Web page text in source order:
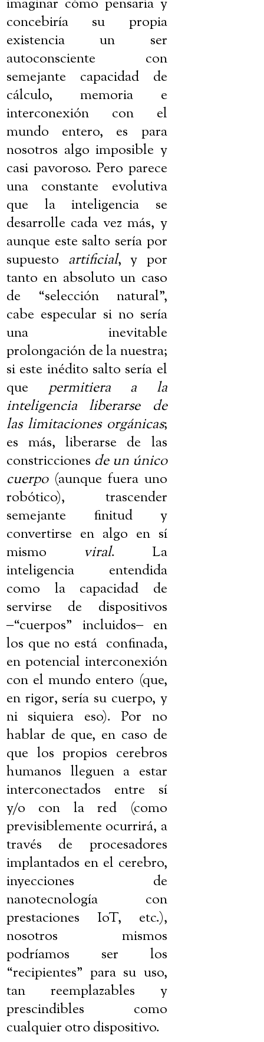
imaginar cómo pensaría y
concebiría su propia
existencia un ser
autoconsciente con
semejante capacidad de
cálculo, memoria e
interconexión con el
mundo entero, es para
nosotros algo imposible y
casi pavoroso. Pero parece
una constante evolutiva
que la inteligencia se
desarrolle cada vez más, y
aunque este salto sería por
supuesto artificial, y por
tanto en absoluto un caso
de “selección natural”,
cabe especular si no sería
una inevitable
prolongación de la nuestra;
si este inédito salto sería el
que permitiera a la
inteligencia liberarse de
las limitaciones orgánicas;
es más, liberarse de las
constricciones de un único
cuerpo(aunque fuera uno
robótico), trascender
semejante finitud y
convertirse en algo en sí
mismo viral. La
inteligencia entendida
como la capacidad de
servirse de dispositivos
‒“cuerpos” incluidos‒en
los que no está confinada,
en potencial interconexión
con el mundo entero (que,
en rigor, sería su cuerpo, y
ni siquiera eso). Por no
hablar de que, en caso de
que los propios cerebros
humanos lleguen a estar
interconectados entre sí
y/o con la red (como
previsiblemente ocurrirá, a
través de procesadores
implantados en el cerebro,
inyecciones de
nanotecnología con
prestaciones IoT, etc.),
nosotros mismos
podríamos ser los
“recipientes” para su uso,
tan reemplazables y
prescindibles como
cualquier otro dispositivo.